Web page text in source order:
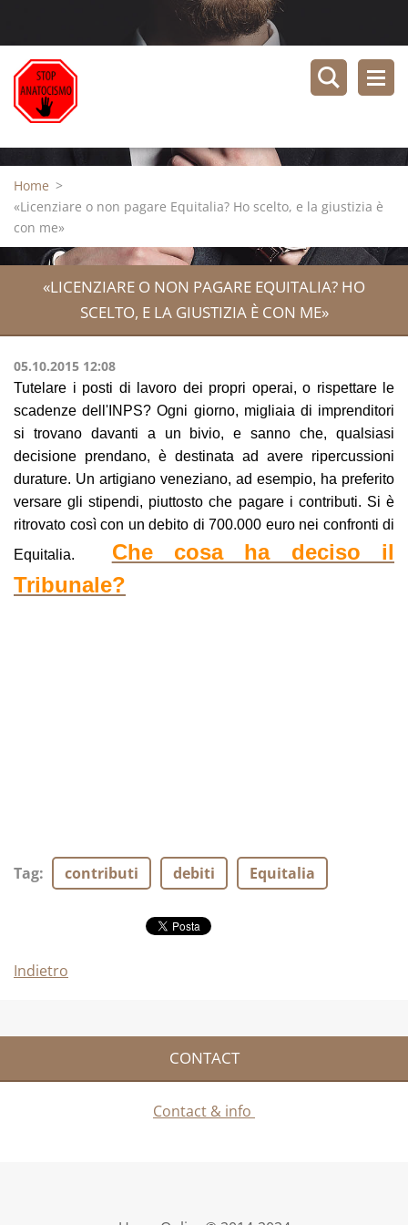
Home >
«Licenziare o non pagare Equitalia? Ho scelto, e la giustizia è
con me»
«LICENZIARE O NON PAGARE EQUITALIA? HO
SCELTO, E LA GIUSTIZIA È CON ME»
05.10.2015 12:08
Tutelare i posti di lavoro dei propri operai, o rispettare le
scadenze dell'INPS? Ogni giorno, migliaia di imprenditori
si trovano davanti a un bivio, e sanno che, qualsiasi
decisione prendano, è destinata ad avere ripercussioni
durature. Un artigiano veneziano, ad esempio, ha preferito
versare gli stipendi, piuttosto che pagare i contributi. Si è
ritrovato così con un debito di 700.000 euro nei confronti di
Equitalia. Che cosa ha deciso il
Tribunale?
Tag: contributi debiti Equitalia
Indietro
CONTACT
Contact & info